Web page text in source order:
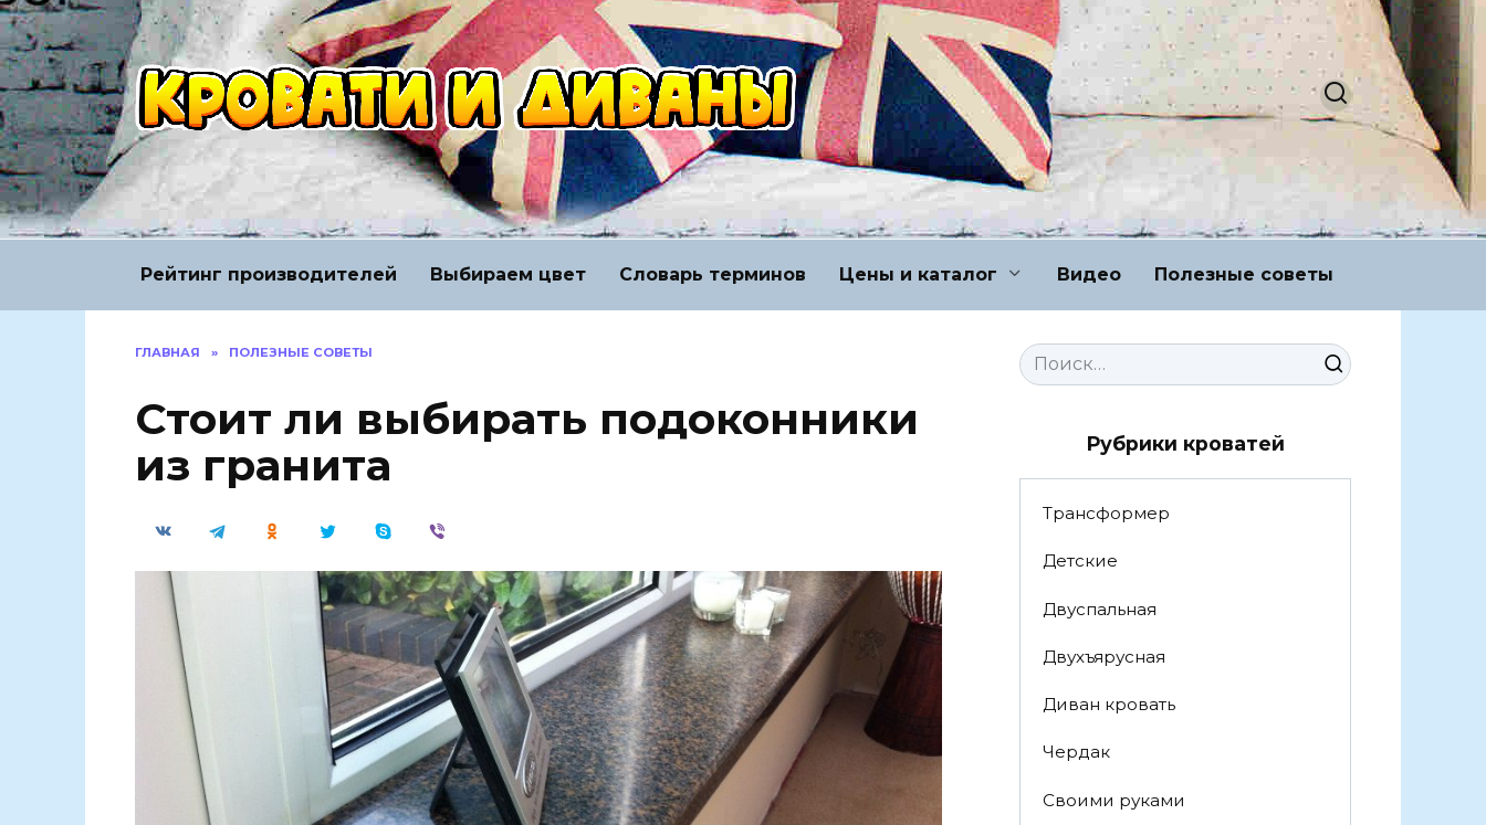
Перейти
к
содержанию
Рейтинг производителей Выбираем цвет Словарь терминов Цены и каталог Видео Полезные советы
ГЛАВНАЯ » ПОЛЕЗНЫЕ СОВЕТЫ
Стоит ли выбирать подоконники
из гранита
Search
for:
Рубрики кроватей
Трансформер
Детские
Двуспальная
Двухъярусная
Диван кровать
Чердак
Своими руками